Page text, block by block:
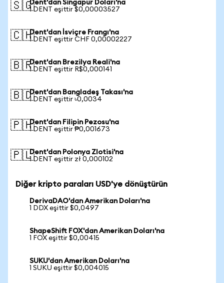
🇸🇬Dent'dan Singapur Doları'na
1 DENT eşittir $0,00003527
🇨🇭Dent'dan İsviçre Frangı'na
1 DENT eşittir CHF 0,00002227
🇧🇷Dent'dan Brezilya Reali'na
1 DENT eşittir R$0,000141
🇧🇩Dent'dan Bangladeş Takası'na
1 DENT eşittir ৳0,0034
🇵🇭Dent'dan Filipin Pezosu'na
1 DENT eşittir ₱0,001673
🇵🇱Dent'dan Polonya Zlotisi'na
1 DENT eşittir zł 0,000102
Diğer kripto paraları USD'ye dönüştürün
DerivaDAO'dan Amerikan Doları'na
1 DDX eşittir $0,0497
ShapeShift FOX'dan Amerikan Doları'na
1 FOX eşittir $0,00415
SUKU'dan Amerikan Doları'na
1 SUKU eşittir $0,004015